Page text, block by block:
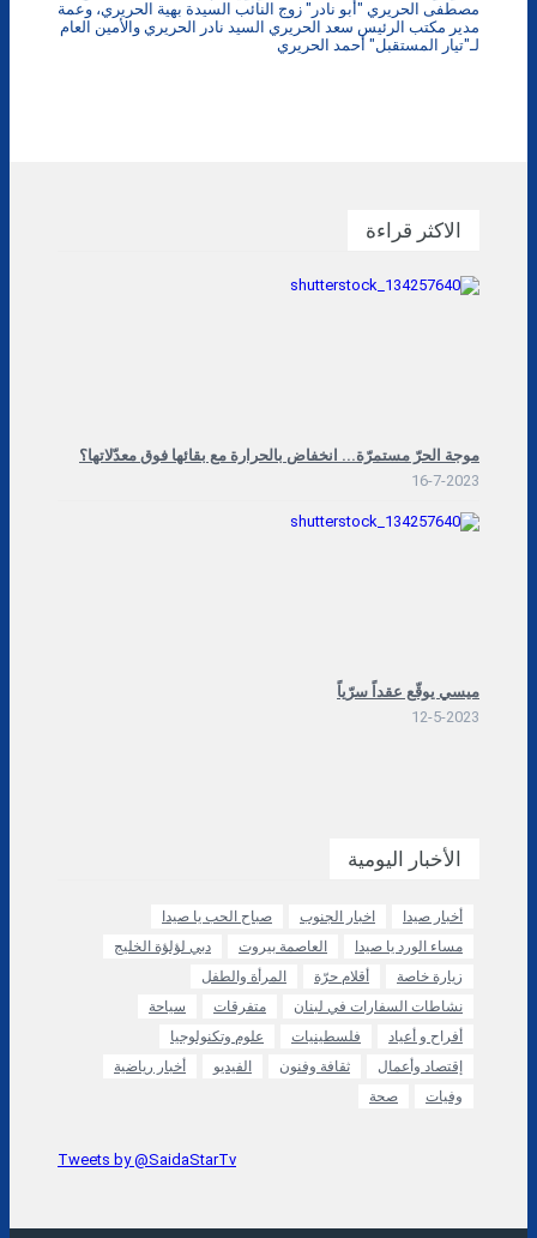
مصطفى الحريري "أبو نادر" زوج النائب السيدة بهية الحريري، وعمة
مدير مكتب الرئيس سعد الحريري السيد نادر الحريري والأمين العام
لـ"تيار المستقبل" أحمد الحريري
الاكثر قراءة
موجة الحرّ مستمرّة... انخفاض بالحرارة مع بقائها فوق معدّلاتها؟
16-7-2023
ميسي يوقّع عقداً سرّياً
12-5-2023
الأخبار اليومية
أخبار صيدا اخبار الجنوب
صباح الحب يا صيدا
مساء الورد يا صيدا
العاصمة بيروت
دبي لؤلؤة الخليج
زيارة خاصة
أقلام حرّة
المرأة والطفل
نشاطات السفارات في لبنان
متفرقات
سياحة
أفراح و أعياد
فلسطينيات
علوم وتكنولوجيا
إقتصاد وأعمال
ثقافة وفنون الفيديو
أخبار رياضية
وفيات
صحة
Tweets by @SaidaStarTv